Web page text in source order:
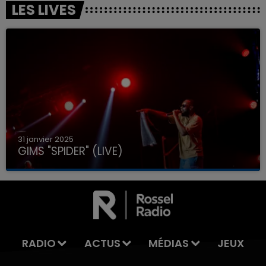
LES LIVES
31 janvier 2025
GIMS "SPIDER" (LIVE)
RADIO ACTUS MÉDIAS
JEUX